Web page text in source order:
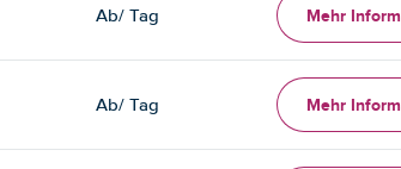
Ab/ Tag Mehr
Ab/ Tag Mehr